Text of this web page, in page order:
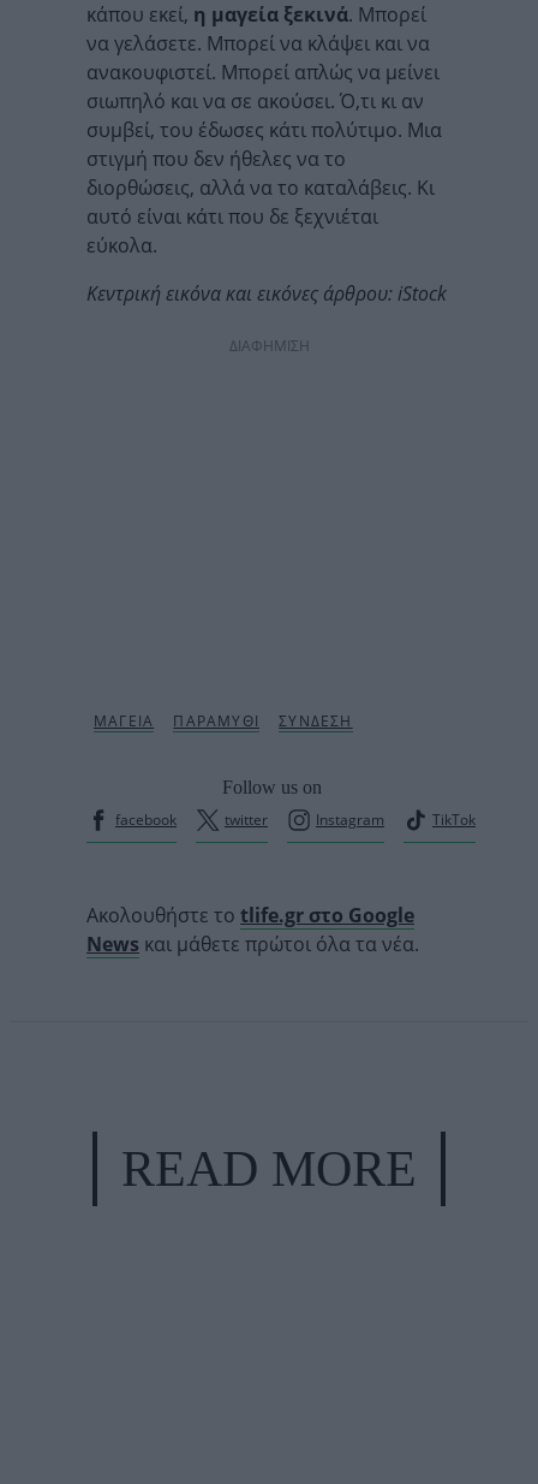
κάπου εκεί, η μαγεία ξεκινά. Μπορεί
να γελάσετε. Μπορεί να κλάψει και να
ανακουφιστεί. Μπορεί απλώς να μείνει
σιωπηλό και να σε ακούσει. Ό,τι κι αν
συμβεί, του έδωσες κάτι πολύτιμο. Μια
στιγμή που δεν ήθελες να το
διορθώσεις, αλλά να το καταλάβεις. Κι
αυτό είναι κάτι που δε ξεχνιέται
εύκολα.
Κεντρική εικόνα και εικόνες άρθρου: iStock
ΔΙΑΦΗΜΙΣΗ
Follow us on
facebook
twitter Instagram TikTok
Ακολουθήστε το tlife.gr στο Google
News και μάθετε πρώτοι όλα τα νέα.
READ MORE